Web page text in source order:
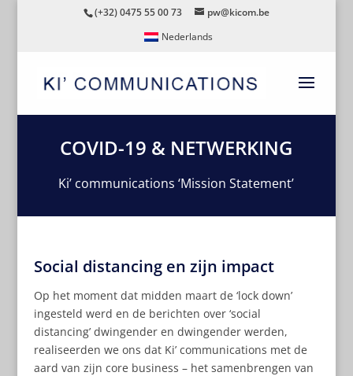
(+32) 0475 55 00 73
pw@kicom.be
Nederlands
COVID-19 & NETWERKING
Ki’ communications ‘Mission Statement’
Social distancing en zijn impact
Op het moment dat midden maart de ‘lock down’
ingesteld werd en de berichten over ‘social
distancing’ dwingender en dwingender werden,
realiseerden we ons dat Ki’ communications met de
aard van zijn core business – het samenbrengen van